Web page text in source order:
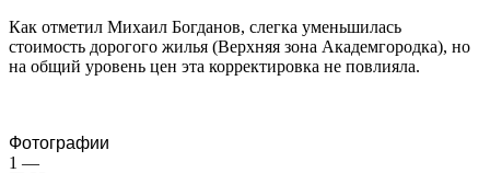
Как отметил Михаил Богданов, слегка уменьшилась
стоимость дорогого жилья (Верхняя зона Академгородка), но
на общий уровень цен эта корректировка не повлияла.
Фотографии
1 —